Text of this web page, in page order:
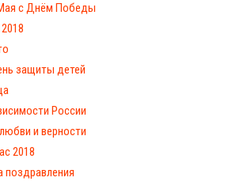
с Днём Победы
защиты детей
России
и верности
2018